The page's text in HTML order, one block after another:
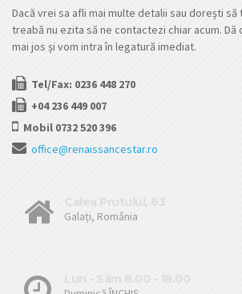
Dacă vrei sa afli mai multe detalii sau dorești
treabă nu ezita să ne contactezi chiar acum. Dă
mai jos și vom intra în legatură imediat.
Tel/Fax: 0236 448 270
+04 236 449 007
Mobil 0732 520 396
office@renaissancestar.ro
Galați, România